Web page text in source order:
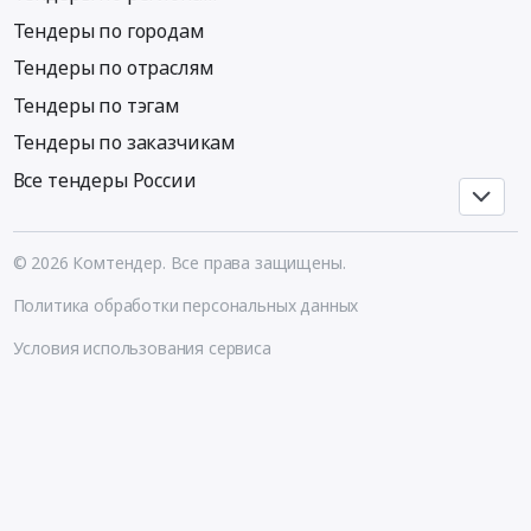
,
,
Тендеры по городам
Тендеры по отраслям
Тендеры по тэгам
Тендеры по заказчикам
Все тендеры России
© 2026 Комтендер. Все права защищены.
Политика обработки персональных данных
Условия использования сервиса